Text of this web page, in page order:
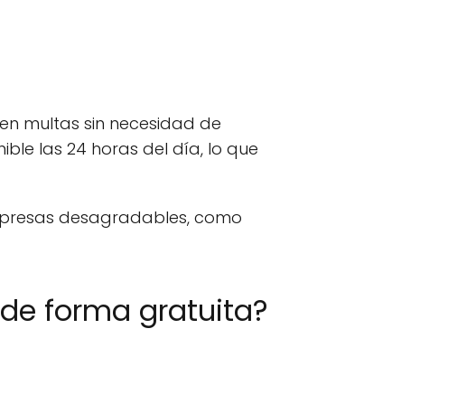
multas sin necesidad de
las 24 horas del día, lo que
desagradables, como
forma gratuita?